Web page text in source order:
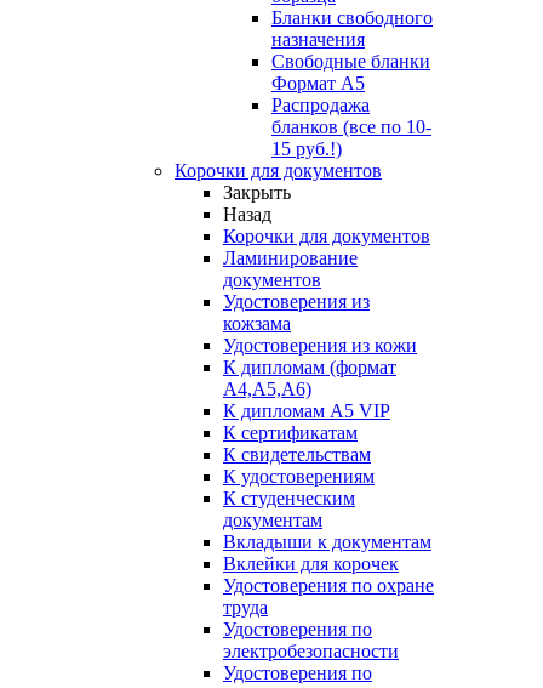
Бланки свободного
назначения
Свободные бланки
Формат А5
Распродажа
бланков (все по 10-
15 руб.!)
Корочки для документов
Закрыть
Назад
Корочки для документов
Ламинирование
документов
Удостоверения из
кожзама
Удостоверения из кожи
К дипломам (формат
А4,А5,А6)
К дипломам А5 VIP
К сертификатам
К свидетельствам
К удостоверениям
К студенческим
документам
Вкладыши к документам
Вклейки для корочек
Удостоверения по охране
труда
Удостоверения по
электробезопасности
Удостоверения по